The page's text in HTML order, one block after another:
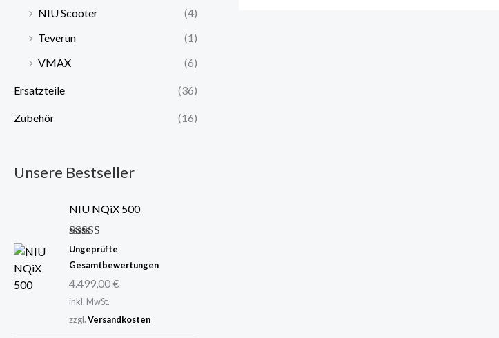
NIU Scooter
(4)
Teverun
(1)
VMAX
(6)
Ersatzteile (36)
Zubehör (16)
Unsere Bestseller
NIU NQiX 500
Bewertet mit
5.00
von 5
Ungeprüfte
Gesamtbewertungen
4.499,00€
inkl. MwSt.
zzgl.Versandkosten